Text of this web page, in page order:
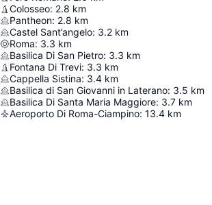
Colosseo: 2.8 km
Pantheon: 2.8 km
Castel Sant’angelo: 3.2 km
Roma: 3.3 km
Basilica Di San Pietro: 3.3 km
Fontana Di Trevi: 3.3 km
Cappella Sistina: 3.4 km
Basilica di San Giovanni in Laterano: 3.5 km
Basilica Di Santa Maria Maggiore: 3.7 km
Aeroporto Di Roma-Ciampino: 13.4 km